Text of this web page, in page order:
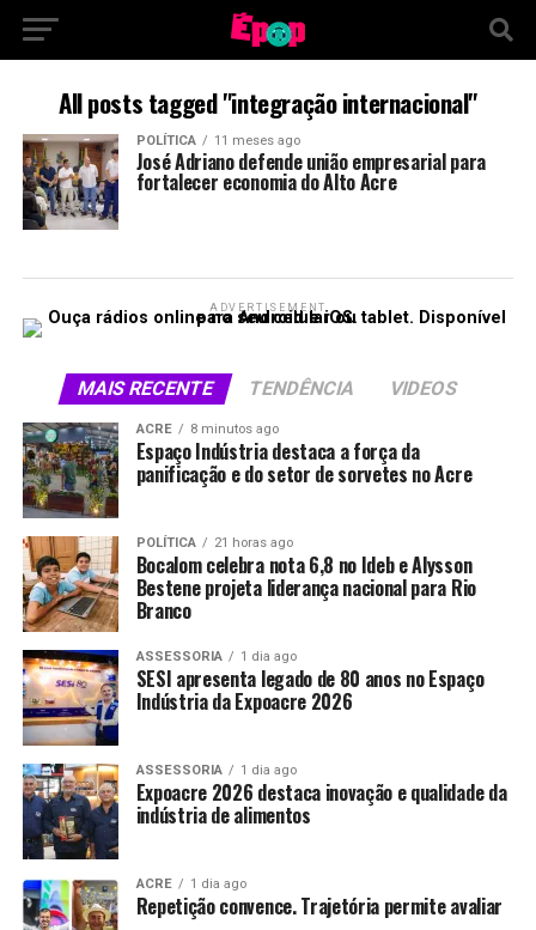
All posts tagged "integração internacional"
POLÍTICA 11 meses ago
José Adriano defende união empresarial para
fortalecer economia do Alto Acre
ADVERTISEMENT
MAIS RECENTE TENDÊNCIA VIDEOS
ACRE 8 minutos ago
Espaço Indústria destaca a força da
panificação e do setor de sorvetes no Acre
POLÍTICA 21 horas ago
Bocalom celebra nota 6,8 no Ideb e Alysson
Bestene projeta liderança nacional para Rio
Branco
ASSESSORIA 1 dia ago
SESI apresenta legado de 80 anos no Espaço
Indústria da Expoacre 2026
ASSESSORIA 1 dia ago
Expoacre 2026 destaca inovação e qualidade da
indústria de alimentos
ACRE 1 dia ago
Repetição convence. Trajetória permite avaliar